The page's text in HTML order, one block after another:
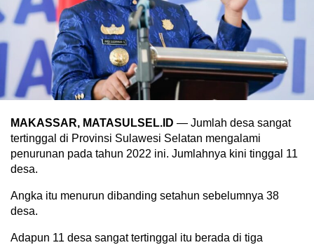
MAKASSAR, MATASULSEL.ID — Jumlah desa sangat
tertinggal di Provinsi Sulawesi Selatan mengalami
penurunan pada tahun 2022 ini. Jumlahnya kini tinggal 11
desa.
Angka itu menurun dibanding setahun sebelumnya 38
desa.
Adapun 11 desa sangat tertinggal itu berada di tiga